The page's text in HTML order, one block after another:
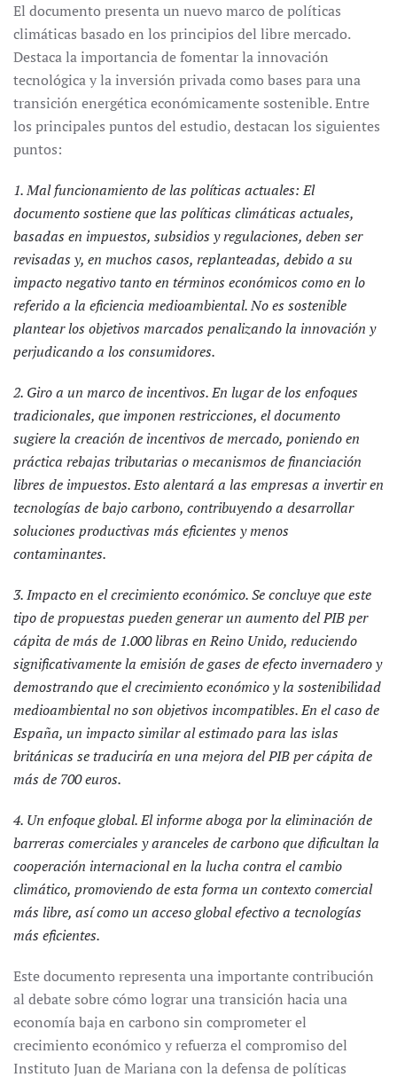
El documento presenta un nuevo marco de políticas
climáticas basado en los principios del libre mercado.
Destaca la importancia de fomentar la innovación
tecnológica y la inversión privada como bases para una
transición energética económicamente sostenible. Entre
los principales puntos del estudio, destacan los siguientes
puntos:
1. Mal funcionamiento de las políticas actuales: El
documento sostiene que las políticas climáticas actuales,
basadas en impuestos, subsidios y regulaciones, deben ser
revisadas y, en muchos casos, replanteadas, debido a su
impacto negativo tanto en términos económicos como en lo
referido a la eficiencia medioambiental. No es sostenible
plantear los objetivos marcados penalizando la innovación y
perjudicando a los consumidores.
2. Giro a un marco de incentivos. En lugar de los enfoques
tradicionales, que imponen restricciones, el documento
sugiere la creación de incentivos de mercado, poniendo en
práctica rebajas tributarias o mecanismos de financiación
libres de impuestos. Esto alentará a las empresas a invertir en
tecnologías de bajo carbono, contribuyendo a desarrollar
soluciones productivas más eficientes y menos
contaminantes.
3. Impacto en el crecimiento económico. Se concluye que este
tipo de propuestas pueden generar un aumento del PIB per
cápita de más de 1.000 libras en Reino Unido, reduciendo
significativamente la emisión de gases de efecto invernadero y
demostrando que el crecimiento económico y la sostenibilidad
medioambiental no son objetivos incompatibles. En el caso de
España, un impacto similar al estimado para las islas
británicas se traduciría en una mejora del PIB per cápita de
más de 700 euros.
4. Un enfoque global. El informe aboga por la eliminación de
barreras comerciales y aranceles de carbono que dificultan la
cooperación internacional en la lucha contra el cambio
climático, promoviendo de esta forma un contexto comercial
más libre, así como un acceso global efectivo a tecnologías
más eficientes.
Este documento representa una importante contribución
al debate sobre cómo lograr una transición hacia una
economía baja en carbono sin comprometer el
crecimiento económico y refuerza el compromiso del
Instituto Juan de Mariana con la defensa de políticas